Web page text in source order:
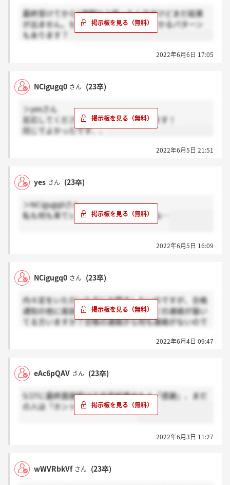
最終受けてから1週間以上経ったんですけどまだ結果
が出ません。もしかして2週間くらいかかるパターン
もあります？
2022年6月6日 17:05
NCigugq0 さん (23卒)
＞yesさん
反応してくださってありがとうございます！
同じでよかったです、、
2022年6月5日 21:51
yes さん (23卒)
＞NCigugq0さん
私も何も来ていないです！不安ですよね…
2022年6月5日 16:09
NCigugq0 さん (23卒)
内々定をいただいた方にお聞きしたいのですが、合格
通知の他に座談会やその他イベントなどの連絡が届い
てる方いますか？合格の連絡から何も連絡がないので
2022年6月4日 09:47
eAc6pQAV さん (23卒)
5/27に最終面接受けて合否結果出た人「感謝」、まだ
の人は「ホント」お願いします。
2022年6月3日 11:27
wWVRbkVf さん (23卒)